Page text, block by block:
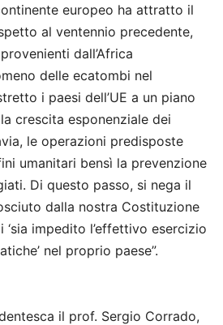
europeo ha attratto il
al ventennio precedente,
dall’Africa
delle ecatombi nel
i paesi dell’UE a un piano
crescita esponenziale dei
le operazioni predisposte
umanitari bensì la prevenzione
Di questo passo, si nega il
dalla nostra Costituzione
impedito l’effettivo esercizio
nel proprio paese”.
il prof. Sergio Corrado,